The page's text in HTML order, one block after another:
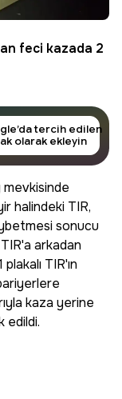
feci kazada 2
tercih edilen
olarak ekleyin
mevkisinde
halindeki TIR,
sonucu
arkadan
TIR'ın
kaza yerine
edildi.